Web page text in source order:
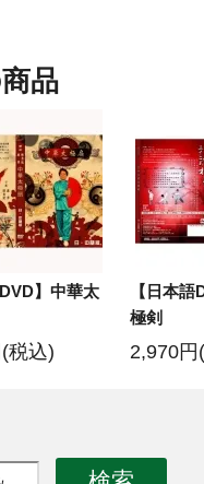
品
DVD】中華太
税込)
【日本
極剣
2,970円